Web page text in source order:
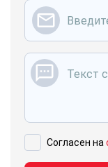
Введите вашу
Введите ваше
Согласен на